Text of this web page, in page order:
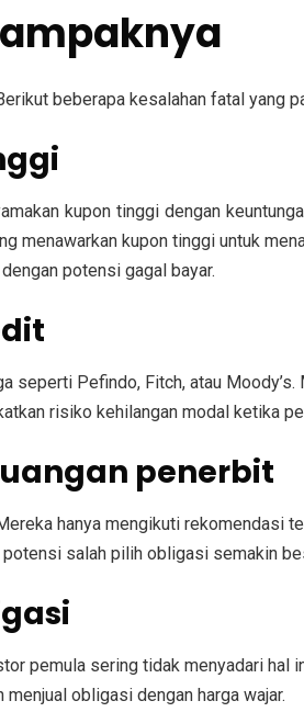
beberapa kesalahan fatal yang
kupon tinggi dengan
menawarkan kupon tinggi untuk
potensi gagal bayar.
seperti Pefindo, Fitch, atau
risiko kehilangan modal ketika
penerbit
hanya mengikuti rekomendasi
salah pilih obligasi semakin
pemula sering tidak menyadari hal
obligasi dengan harga wajar.